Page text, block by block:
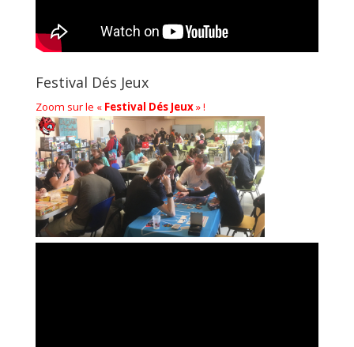
Festival Dés Jeux
Zoom sur le « Festival Dés Jeux» !